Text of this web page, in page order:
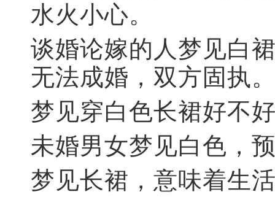
水火小心。
谈婚论嫁的人梦见白
无法成婚，双方固执
梦见穿白色长裙好不
未婚男女梦见白色，
梦见长裙，意味着生